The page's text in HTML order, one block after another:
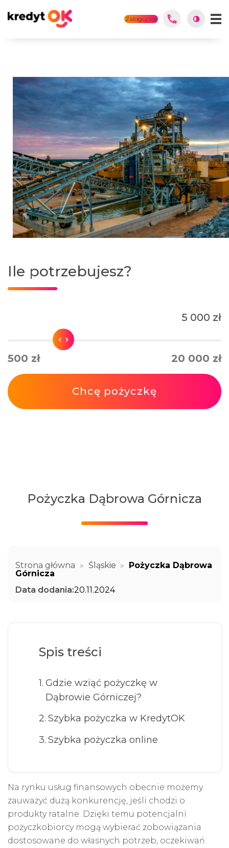
Zaloguj się
Ile potrzebujesz?
5 000 zł
500 zł 20 000 zł
Chcę pożyczkę
Pożyczka Dąbrowa Górnicza
Strona główna » Śląskie » Pożyczka Dąbrowa
Górnicza
Data dodania:20.11.2024
Spis treści
Gdzie wziąć pożyczkę w
Dąbrowie Górniczej?
Szybka pożyczka w KredytOK
Szybka pożyczka online
Na rynku usług finansowych obecnie możemy
zauważyć dużą konkurencję, jeśli chodzi o
produkty ratalne. Dzięki temu potencjalni
pożyczkobiorcy mogą wybierać zobowiązania
dostosowane do własnych potrzeb, oczekiwań